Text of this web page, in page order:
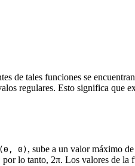
de tales funciones se
regulares. Esto significa que
(0, 0) , sube a un valor máximo
lo tanto, 2π. Los valores de la